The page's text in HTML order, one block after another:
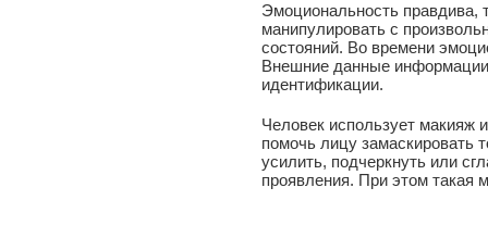
Эмоциональность правдива,
манипулировать с
состояний. Во времени
Внешние данные информации
идентификации.
Человек использует макияж
помочь лицу замаскировать
усилить, подчеркнуть или
проявления. При этом такая